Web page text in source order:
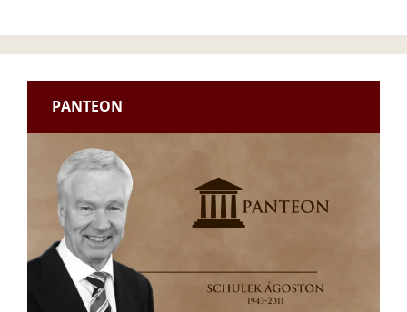
PANTEON